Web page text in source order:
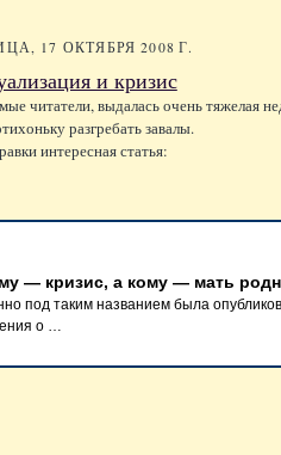
17 ОКТЯБРЯ 2008 Г.
и кризис
читатели, выдалась очень тяжелая
разгребать завалы.
интересная статья:
— кризис, а кому — мать
под таким названием была
о …